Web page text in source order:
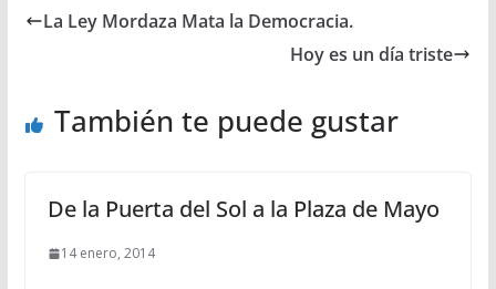
La Ley Mordaza Mata la Democracia.
Hoy es un día triste
También te puede gustar
De la Puerta del Sol a la Plaza de Mayo
14 enero, 2014